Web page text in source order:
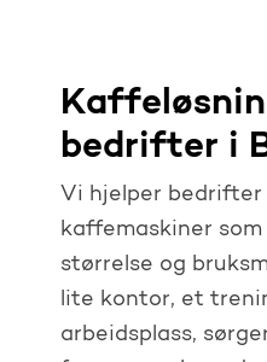
bedrifter i
Vi hjelper bedrifter
kaffemaskiner
størrelse og
lite kontor, et
arbeidsplass,